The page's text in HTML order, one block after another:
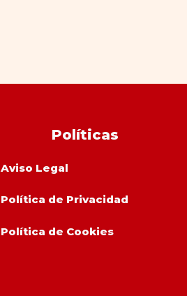
Políticas
Aviso Legal
Política de Privacidad
Política de Cookies